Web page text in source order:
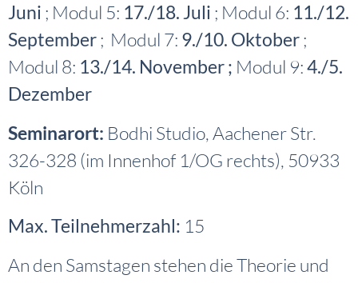
Juni ; Modul 5: 17./18. Juli ; Modul 6: 11./12.
September; Modul 7: 9./10. Oktober;
Modul 8: 13./14. November ; Modul 9:4./5.
Dezember
Seminarort: Bodhi Studio, Aachener Str.
326-328 (im Innenhof 1/OG rechts), 50933
Köln
Max. Teilnehmerzahl: 15
An den Samstagen stehen die Theorie und